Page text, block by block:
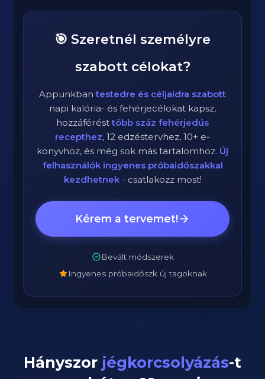
🎯 Szeretnél személyre
szabott célokat?
Appunkbantestedre és céljaidra szabott
napi kalória- és fehérjecélokat kapsz,
hozzáférésttöbb száz fehérjedús
recepthez, 12 edzéstervhez, 10+ e-
könyvhöz, és még sok más tartalomhoz. Új
felhasználók ingyenes próbaidőszakkal
kezdhetnek- csatlakozz most!
Kérem a tervemet!
Bevált módszerek
Ingyenes próbaidőszk új tagoknak
Hányszor jégkorcsolyázás-t